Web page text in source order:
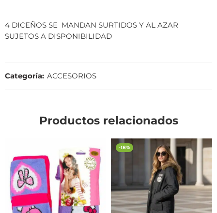
4 DICEÑOS SE MANDAN SURTIDOS Y AL AZAR
SUJETOS A DISPONIBILIDAD
Categoría: ACCESORIOS
Productos relacionados
-18%